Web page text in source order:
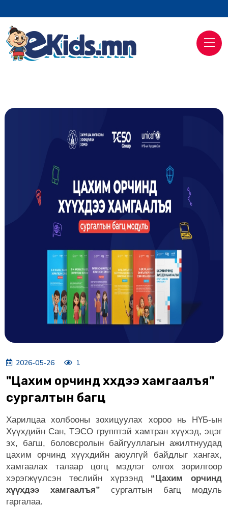
2026-05-26 1
"Цахим орчинд хүүхдээ хамгаалъя"
сургалтын багц
Харилцаа холбооны зохицуулах хороо нь НҮБ-ын
Хүүхдийн Сан, ТЭСО групптэй хамтран хүүхэд, эцэг
эх, багш, боловсролын байгууллагын ажилтнуудад
цахим орчинд хүүхдийн аюулгүй байдлыг хангах,
хамгаалах талаар цогц мэдлэг олгох зорилгоор
хэрэгжүүлсэн төслийн хүрээнд “Цахим орчинд
хүүхдээ хамгаалъя” сургалтын багц модуль
гаргалаа.